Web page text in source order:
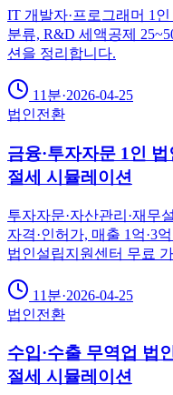
IT 개발자·프로그래머 1인
분류, R&D 세액공제
션을 정리합니다.
11분·2026-04-25
법인전환
금융·투자자문 1인
절세 시뮬레이션
투자자문·자산관리·재무
자격·인허가, 매출 1억·3
법인설립지원센터 무료
11분·2026-04-25
법인전환
수입·수출 무역업 법
절세 시뮬레이션